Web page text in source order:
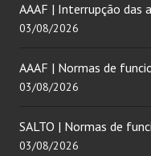
AAAF | Interrupção
03/08/2026
AAAF | Normas de
03/08/2026
SALTO | Normas de
03/08/2026